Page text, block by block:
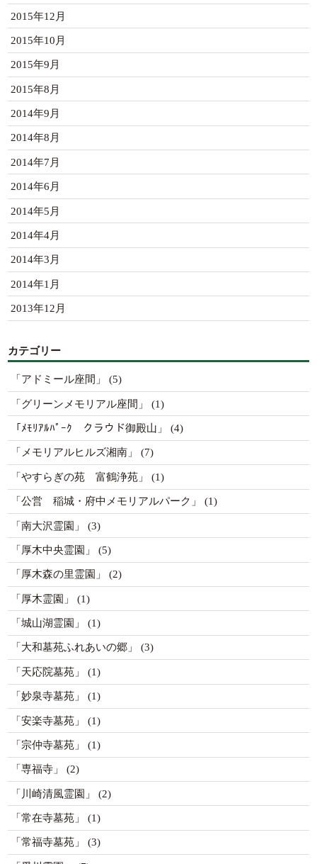
2015年12月
2015年10月
2015年9月
2015年8月
2014年9月
2014年8月
2014年7月
2014年6月
2014年5月
2014年4月
2014年3月
2014年1月
2013年12月
カテゴリー
「アドミール座間」 (5)
「グリーンメモリアル座間」 (1)
「ﾒﾓﾘｱﾙﾊﾟｰｸ クラウド御殿山」 (4)
「メモリアルヒルズ湘南」 (7)
「やすらぎの苑 富鶴浄苑」 (1)
「公営 稲城・府中メモリアルパーク」 (1)
「南大沢霊園」 (3)
「厚木中央霊園」 (5)
「厚木森の里霊園」 (2)
「厚木霊園」 (1)
「城山湖霊園」 (1)
「大和墓苑ふれあいの郷」 (3)
「天応院墓苑」 (1)
「妙泉寺墓苑」 (1)
「安楽寺墓苑」 (1)
「宗仲寺墓苑」 (1)
「専福寺」 (2)
「川崎清風霊園」 (2)
「常在寺墓苑」 (1)
「常福寺墓苑」 (3)